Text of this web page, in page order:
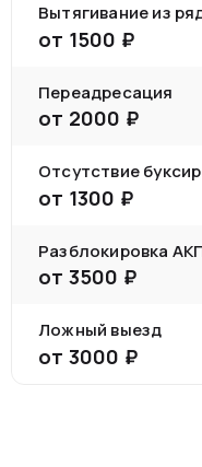
Вытягивание из
от 1500 ₽
Переадресация
от 2000 ₽
Отсутствие
от 1300 ₽
Разблокировка
от 3500 ₽
Ложный выезд
от 3000 ₽